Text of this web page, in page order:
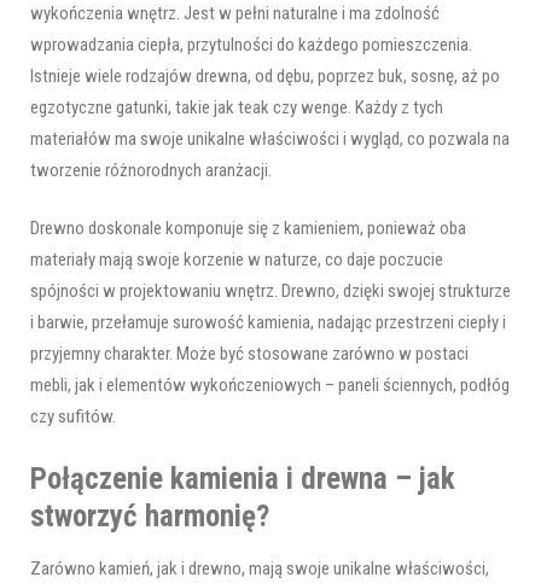
wykończenia wnętrz. Jest w pełni naturalne i ma zdolność
wprowadzania ciepła, przytulności do każdego pomieszczenia.
Istnieje wiele rodzajów drewna, od dębu, poprzez buk, sosnę, aż po
egzotyczne gatunki, takie jak teak czy wenge. Każdy z tych
materiałów ma swoje unikalne właściwości i wygląd, co pozwala na
tworzenie różnorodnych aranżacji.
Drewno doskonale komponuje się z kamieniem, ponieważ oba
materiały mają swoje korzenie w naturze, co daje poczucie
spójności w projektowaniu wnętrz. Drewno, dzięki swojej strukturze
i barwie, przełamuje surowość kamienia, nadając przestrzeni ciepły i
przyjemny charakter. Może być stosowane zarówno w postaci
mebli, jak i elementów wykończeniowych – paneli ściennych, podłóg
czy sufitów.
Połączenie kamienia i drewna – jak
stworzyć harmonię?
Zarówno kamień, jak i drewno, mają swoje unikalne właściwości,